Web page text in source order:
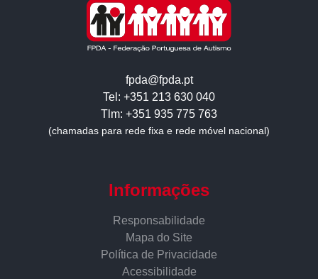
fpda@fpda.pt
Tel: +351 213 630 040
Tlm: +351 935 775 763
(chamadas para rede fixa e rede móvel nacional)
Informações
Responsabilidade
Mapa do Site
Política de Privacidade
Acessibilidade